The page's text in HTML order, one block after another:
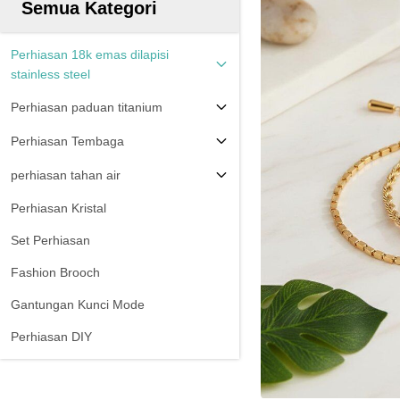
Semua Kategori
Perhiasan 18k emas dilapisi
stainless steel
Perhiasan paduan titanium
Perhiasan Tembaga
perhiasan tahan air
Perhiasan Kristal
Set Perhiasan
Fashion Brooch
Gantungan Kunci Mode
Perhiasan DIY